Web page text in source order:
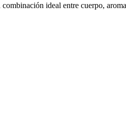
ideal entre cuerpo,